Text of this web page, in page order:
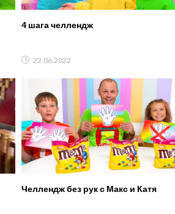
4 шага челлендж
22.06.2022
Челлендж без рук с Макс и Катя